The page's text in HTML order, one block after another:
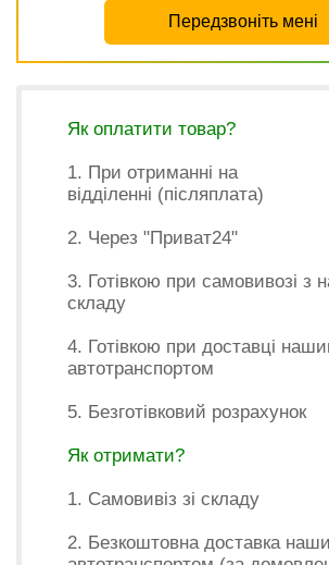
Передзвоніть мені
Як оплатити товар?
1. При отриманні на
відділенні (післяплата)
2. Через "Приват24"
3. Готівкою при самовивозі з
складу
4. Готівкою при доставці
автотранспортом
5. Безготівковий розрахунок
Як отримати?
1. Самовивіз зі складу
2. Безкоштовна доставка